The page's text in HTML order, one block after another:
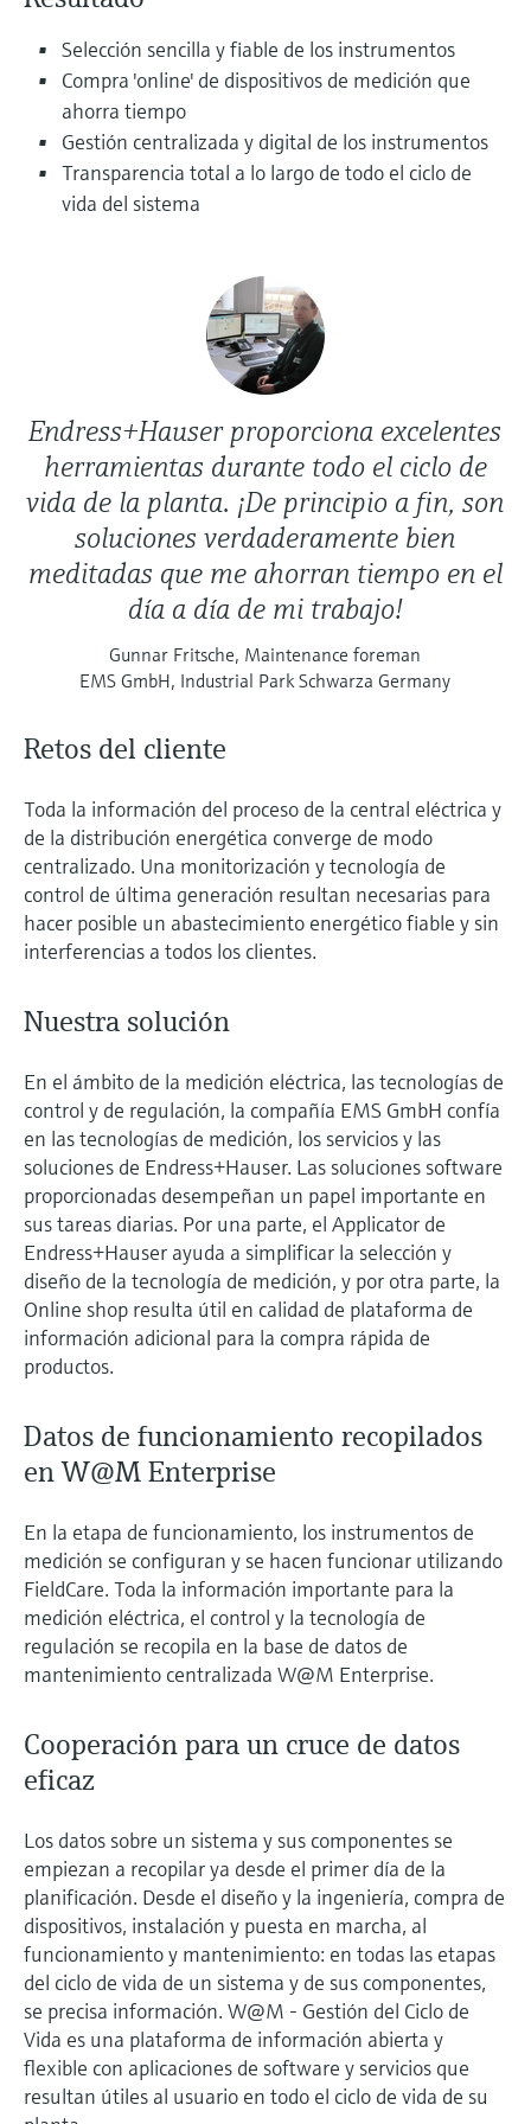
Visor de dispositivos
Encuentre información y documentación
específicas sobre los productos.
Buscador de repuestos
Encuentre repuestos por raíz del producto,
código de pedido o número de serie
Medición de nivel por barrera de
microondas
Level measurement with pressure
Medición mediante transmisión de
microondas
Memosens technology
Ver todos
para una toma de decisiones más
sólida y fundamentada
Selección sencilla y fiable de los instrumentos
Compra 'online' de dispositivos de medición que
ahorra tiempo
Gestión centralizada y digital de los instrumentos
Transparencia total a lo largo de todo el ciclo de
vida del sistema
Endress+Hauser proporciona excelentes
herramientas durante todo el ciclo de
vida de la planta. ¡De principio a fin, son
soluciones verdaderamente bien
meditadas que me ahorran tiempo en el
día a día de mi trabajo!
Gunnar Fritsche, Maintenance foreman
EMS GmbH, Industrial Park Schwarza Germany
Retos del cliente
Toda la información del proceso de la central eléctrica y
de la distribución energética converge de modo
centralizado. Una monitorización y tecnología de
control de última generación resultan necesarias para
hacer posible un abastecimiento energético fiable y sin
interferencias a todos los clientes.
Nuestra solución
En el ámbito de la medición eléctrica, las tecnologías de
control y de regulación, la compañía EMS GmbH confía
en las tecnologías de medición, los servicios y las
soluciones de Endress+Hauser. Las soluciones software
proporcionadas desempeñan un papel importante en
sus tareas diarias. Por una parte, el Applicator de
Endress+Hauser ayuda a simplificar la selección y
diseño de la tecnología de medición, y por otra parte, la
Online shop resulta útil en calidad de plataforma de
información adicional para la compra rápida de
productos.
Datos de funcionamiento recopilados
en W@M Enterprise
En la etapa de funcionamiento, los instrumentos de
medición se configuran y se hacen funcionar utilizando
FieldCare. Toda la información importante para la
medición eléctrica, el control y la tecnología de
regulación se recopila en la base de datos de
mantenimiento centralizada W@M Enterprise.
Cooperación para un cruce de datos
eficaz
Los datos sobre un sistema y sus componentes se
empiezan a recopilar ya desde el primer día de la
planificación. Desde el diseño y la ingeniería, compra de
dispositivos, instalación y puesta en marcha, al
funcionamiento y mantenimiento: en todas las etapas
del ciclo de vida de un sistema y de sus componentes,
se precisa información. W@M - Gestión del Ciclo de
Vida es una plataforma de información abierta y
flexible con aplicaciones de software y servicios que
resultan útiles al usuario en todo el ciclo de vida de su